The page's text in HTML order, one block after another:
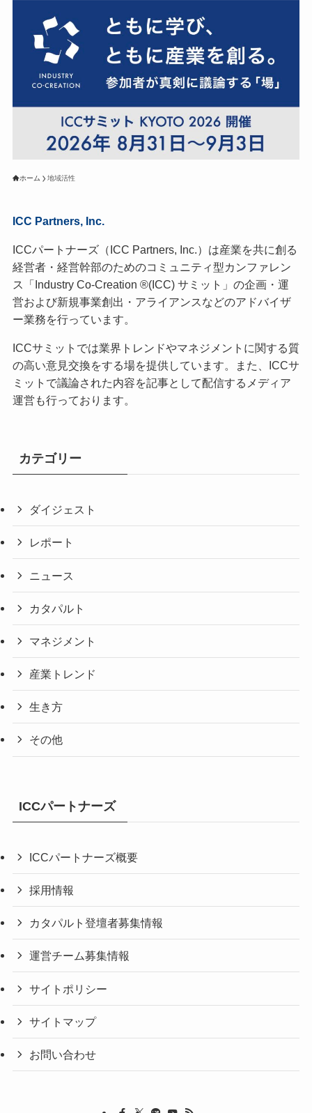
ホーム 地域活性
ICC Partners, Inc.
ICCパートナーズ（ICC Partners, Inc.）は産業を共に創る
経営者・経営幹部のためのコミュニティ型カンファレン
ス「Industry Co-Creation ®(ICC) サミット」の企画・運
営および新規事業創出・アライアンスなどのアドバイザ
ー業務を行っています。
ICCサミットでは業界トレンドやマネジメントに関する質
の高い意見交換をする場を提供しています。また、ICCサ
ミットで議論された内容を記事として配信するメディア
運営も行っております。
カテゴリー
ダイジェスト
レポート
ニュース
カタパルト
マネジメント
産業トレンド
生き方
その他
ICCパートナーズ
ICCパートナーズ概要
採用情報
カタパルト登壇者募集情報
運営チーム募集情報
サイトポリシー
サイトマップ
お問い合わせ